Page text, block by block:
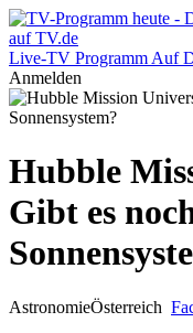
Live-TV Programm Auf
Anmelden
Hubble
Gibt es
AstronomieÖsterreich